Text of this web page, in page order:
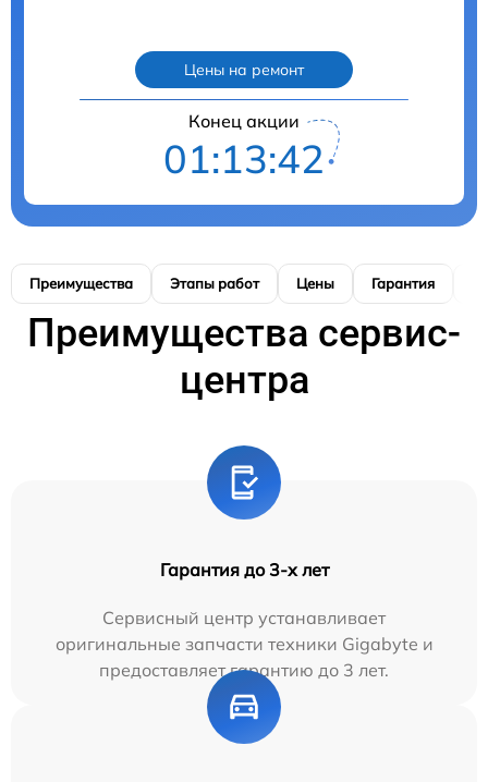
Цены на ремонт
Конец акции
01:13:40
Преимущества Этапы работ Цены Гарантия
Преимущества сервис-
центра
Гарантия до 3-х лет
Сервисный центр устанавливает
оригинальные запчасти техники Gigabyte и
предоставляет гарантию до 3 лет.